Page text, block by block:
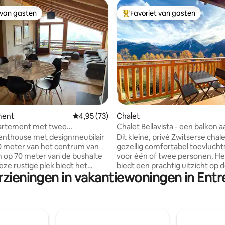
van 4,94 uit 5, 101 recensies
gasten
gasten
Gemiddelde beoordeling van 4,95 uit 5, 73
4,95 (73)
met twee
en een prachtig uitzicht op
met designmeubilair
meter van het centrum van
op 70 meter van de bushalte
rustige plek biedt het
uitzicht over
ligt op loopafstand van de
Topfavoriet van gasten
Favoriet van gasten
Chalet
Chalet Bellavista - een balkon
Zwitserse Alpen
Dit kleine, privé Zwitserse
gezellig comfortabel
voor één of twee personen.
biedt een prachtig uitzicht op
Rhônevallei en de Zwitserse
Wallis. Ideaal voor natuurliefhebbers of
vertrek voor
in vakantiewoningen in